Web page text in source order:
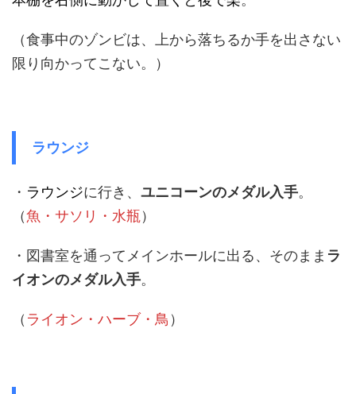
（食事中のゾンビは、上から落ちるか手を出さない
限り向かってこない。）
ラウンジ
・ ラウンジに行き、 ユニコーンのメダル入手。
（魚・サソリ・水瓶）
・図書室を通ってメインホールに出る、そのまま ラ
イオンのメダル入手。
（ ライオン・ハーブ・鳥 ）